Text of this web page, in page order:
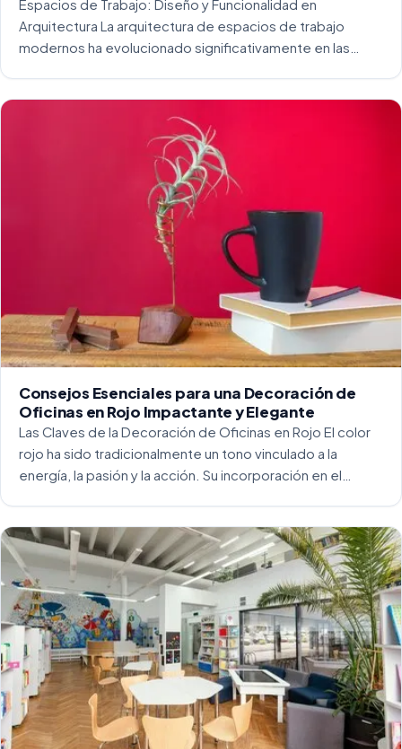
Espacios de Trabajo: Diseño y Funcionalidad en
Arquitectura La arquitectura de espacios de trabajo
modernos ha evolucionado significativamente en las
Consejos Esenciales para una Decoración de
Oficinas en Rojo Impactante y Elegante
Las Claves de la Decoración de Oficinas en Rojo El color
rojo ha sido tradicionalmente un tono vinculado a la
energía, la pasión y la acción. Su incorporación en el